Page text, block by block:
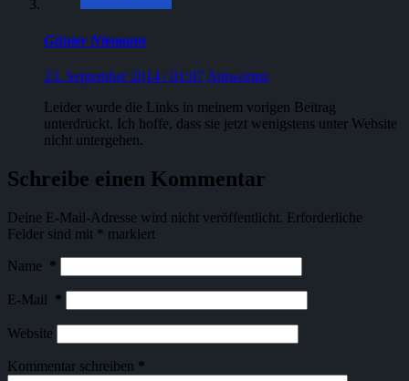
Günter Niemann
23. September 2014 / 01:07 Antworten
Leider wurde die Links in meinem vorigen Beitrag
unterdrückt. Ich hoffe, dass sie jetzt wenigstens unter Website
nicht untergehen.
Schreibe einen Kommentar
Deine E-Mail-Adresse wird nicht veröffentlicht. Erforderliche
Felder sind mit * markiert
Name *
E-Mail *
Website
Kommentar schreiben *